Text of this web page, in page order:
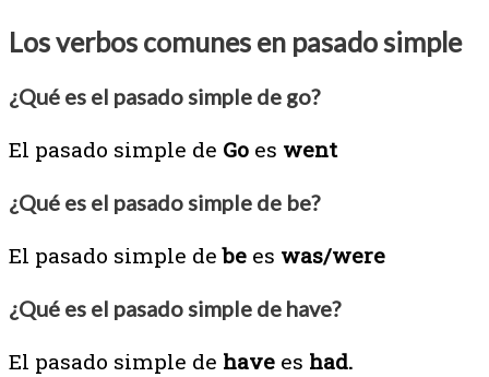
Los verbos comunes en pasado simple
¿Qué es el pasado simple de go?
El pasado simple de Go es went
¿Qué es el pasado simple de be?
El pasado simple debe es was/were
¿Qué es el pasado simple de have?
El pasado simple de have es had.